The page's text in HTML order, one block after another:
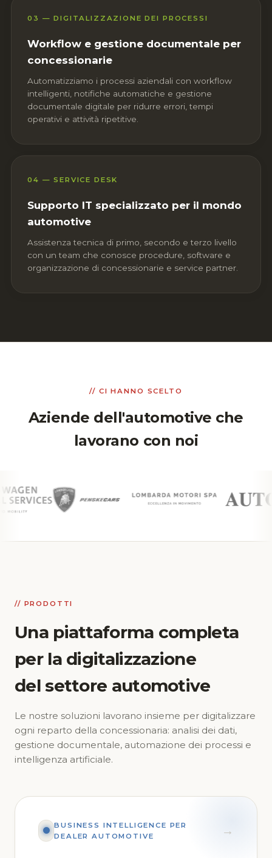
03 — DIGITALIZZAZIONE DEI PROCESSI
Workflow e gestione documentale per
concessionarie
Automatizziamo i processi aziendali con workflow
intelligenti, notifiche automatiche e gestione
documentale digitale per ridurre errori, tempi
operativi e attività ripetitive.
04 — SERVICE DESK
Supporto IT specializzato per il mondo
automotive
Assistenza tecnica di primo, secondo e terzo livello
con un team che conosce procedure, software e
organizzazione di concessionarie e service partner.
// CI HANNO SCELTO
Aziende dell'automotive che
lavorano con noi
// PRODOTTI
Una piattaforma completa
per la digitalizzazione
del settore automotive
Le nostre soluzioni lavorano insieme per digitalizzare
ogni reparto della concessionaria: analisi dei dati,
gestione documentale, automazione dei processi e
intelligenza artificiale.
BUSINESS INTELLIGENCE PER
DEALER AUTOMOTIVE
→